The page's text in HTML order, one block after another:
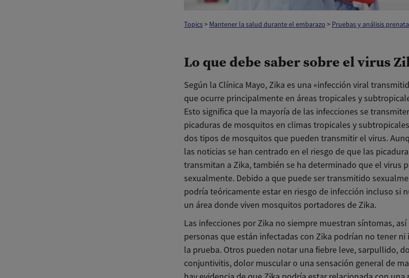
Topics> Mantener la salud durante el embarazo > Pruebas y análisis
Lo que debe saber sobre el virus
Según la Clínica Mayo, Zika es una «infección viral
que ocurre principalmente en áreas tropicales y
Esto significa que la mayoría de las infecciones se
picaduras de mosquitos en climas tropicales y
dos tipos de mosquitos que pueden transmitir el virus.
las noticias se han centrado en el riesgo de que las
transmitan a Zika, también se ha determinado que el virus
sexualmente. Debido a que puede ser transmitido
podría teóricamente estar en riesgo de infección incluso si
un área donde viven mosquitos portadores de Zika.
Las infecciones por Zika no siempre muestran síntomas,
personas que están infectadas con Zika podrían no tener ni
la prueba. Otros pueden notar una fiebre leve, sarpullido,
conjuntivitis, dolor muscular o una sensación general de